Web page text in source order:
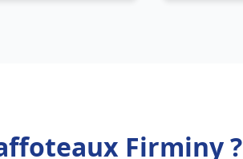
Firminy ?